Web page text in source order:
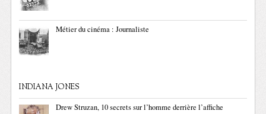
Métier du cinéma : Journaliste
INDIANA JONES
Drew Struzan, 10 secrets sur l’homme derrière l’affiche